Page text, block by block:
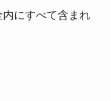
にすべて含まれ